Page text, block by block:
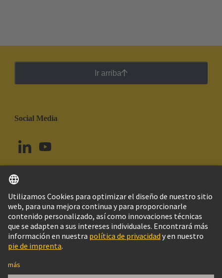
Ir arriba
Social Media
Uruguay Español
© Grupo Tecnológico HARTING
Configuración de cookies